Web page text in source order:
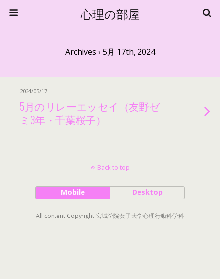
心理の部屋
Archives › 5月 17th, 2024
2024/05/17
5月のリレーエッセイ（友野ゼ
ミ3年・千葉桜子）
Back to top
Mobile Desktop
All content Copyright 宮城学院女子大学心理行動科学科